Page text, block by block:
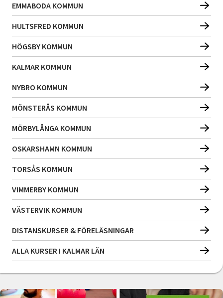
EMMABODA KOMMUN
HULTSFRED KOMMUN
HÖGSBY KOMMUN
KALMAR KOMMUN
NYBRO KOMMUN
MÖNSTERÅS KOMMUN
MÖRBYLÅNGA KOMMUN
OSKARSHAMN KOMMUN
TORSÅS KOMMUN
VIMMERBY KOMMUN
VÄSTERVIK KOMMUN
DISTANSKURSER & FÖRELÄSNINGAR
ALLA KURSER I KALMAR LÄN